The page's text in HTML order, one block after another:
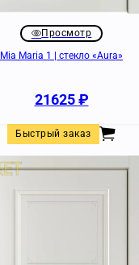
Просмотр
Mia Maria 1 | стекло «Aura»
21625₽
Быстрый заказ